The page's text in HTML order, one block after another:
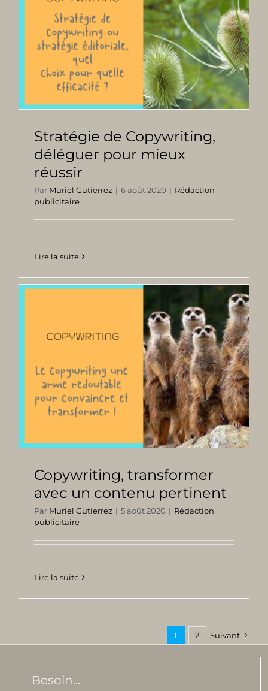
Stratégie de Copywriting,
déléguer pour mieux
réussir
Par Muriel Gutierrez | 6 août 2020 | Rédaction
publicitaire
Lire la suite
Copywriting, transformer
avec un contenu pertinent
Par Muriel Gutierrez | 5 août 2020 | Rédaction
publicitaire
Lire la suite
1 2 Suivant
Besoin...